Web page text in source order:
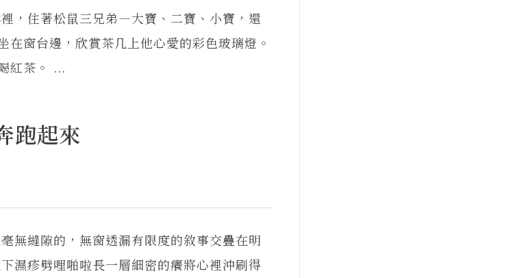
，住著松鼠三兄弟―大寶、二寶、小寶，還
窗台邊，欣賞茶几上他心愛的彩色玻璃燈。
紅茶。 ...
跑起來
無縫隙的，無窗透漏有限度的敘事交疊在明
濕疹劈哩啪啦長一層細密的癢將心裡沖刷得